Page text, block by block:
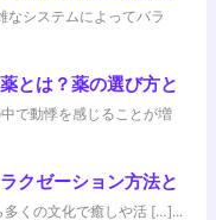
なシステムによってバラ
とは？薬の選び方と
で動悸を感じることが増
クゼーション方法と
多くの文化で癒しや活 […]...